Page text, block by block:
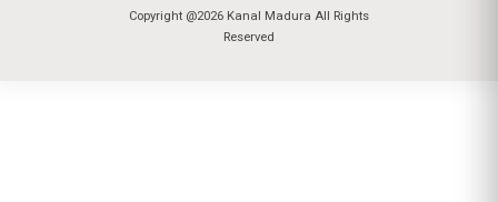
Copyright @2026 Kanal Madura All Rights
Reserved